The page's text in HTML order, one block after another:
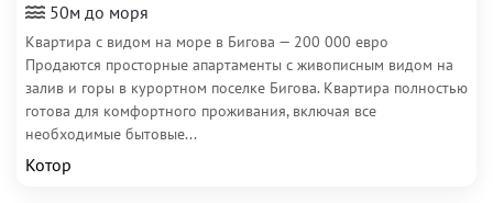
50м до моря
Квартира с видом на море в Бигова — 200 000 евро
Продаются просторные апартаменты с живописным видом на
залив и горы в курортном поселке Бигова. Квартира полностью
готова для комфортного проживания, включая все
необходимые бытовые...
Котор